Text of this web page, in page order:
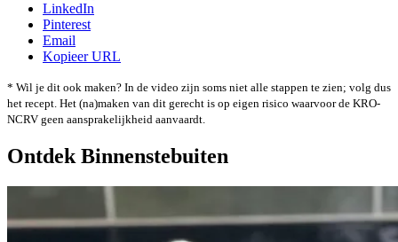
LinkedIn
Pinterest
Email
Kopieer URL
* Wil je dit ook maken? In de video zijn soms niet alle stappen te zien; volg dus
het recept. Het (na)maken van dit gerecht is op eigen risico waarvoor de KRO-
NCRV geen aansprakelijkheid aanvaardt.
Ontdek Binnenstebuiten